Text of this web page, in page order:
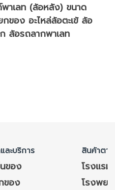
าเลท (ล้อหลัง) ขนาด
ของ อะไหล่ล้อตะเข้ ล้อ
ล้อรถลากพาเลท
ละบริการ สินค้าตา
ของ
โรงแร
ของ
โรงพย